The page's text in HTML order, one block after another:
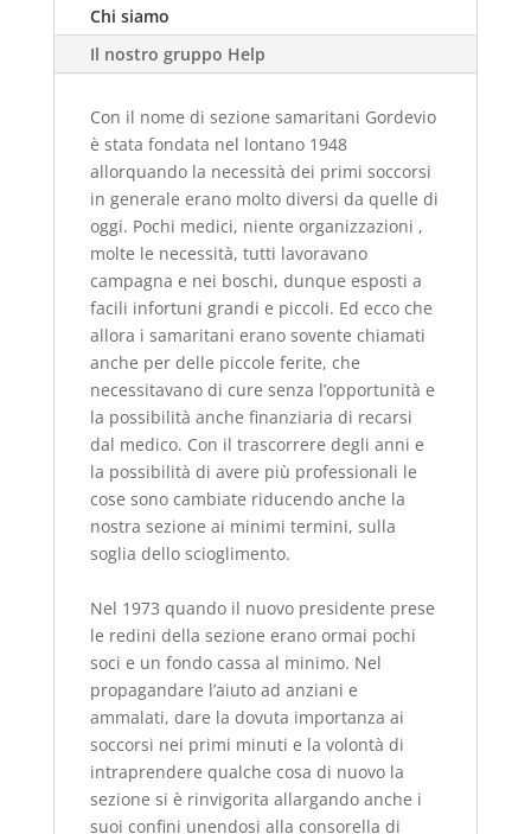
Chi siamo
Il nostro gruppo Help
Con il nome di sezione samaritani Gordevio
è stata fondata nel lontano 1948
allorquando la necessità dei primi soccorsi
in generale erano molto diversi da quelle di
oggi. Pochi medici, niente organizzazioni ,
molte le necessità, tutti lavoravano
campagna e nei boschi, dunque esposti a
facili infortuni grandi e piccoli. Ed ecco che
allora i samaritani erano sovente chiamati
anche per delle piccole ferite, che
necessitavano di cure senza l’opportunità e
la possibilità anche finanziaria di recarsi
dal medico. Con il trascorrere degli anni e
la possibilità di avere più professionali le
cose sono cambiate riducendo anche la
nostra sezione ai minimi termini, sulla
soglia dello scioglimento.
Nel 1973 quando il nuovo presidente prese
le redini della sezione erano ormai pochi
soci e un fondo cassa al minimo. Nel
propagandare l’aiuto ad anziani e
ammalati, dare la dovuta importanza ai
soccorsi nei primi minuti e la volontà di
intraprendere qualche cosa di nuovo la
sezione si è rinvigorita allargando anche i
suoi confini unendosi alla consorella di